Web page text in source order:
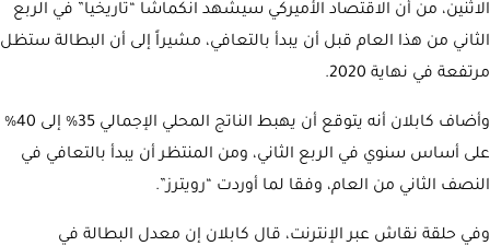
الاثنين، من أن الاقتصاد الأميركي سيشهد انكماشا “تاريخيا” في الربع
الثاني من هذا العام قبل أن يبدأ بالتعافي، مشيراً إلى أن البطالة ستظل
مرتفعة في نهاية 2020.
وأضاف كابلان أنه يتوقع أن يهبط الناتج المحلي الإجمالي 35% إلى 40%
على أساس سنوي في الربع الثاني، ومن المنتظر أن يبدأ بالتعافي في
النصف الثاني من العام، وفقا لما أوردت “رويترز”.
وفي حلقة نقاش عبر الإنترنت، قال كابلان إن معدل البطالة في